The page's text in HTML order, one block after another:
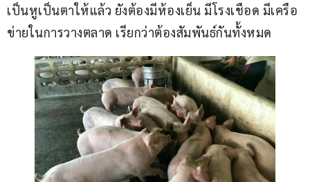
เป็นหูเป็นตาให้แล้ว ยังต้องมีห้องเย็น มีโรงเชือด มีเครือ
ข่ายในการวางตลาด เรียกว่าต้องสัมพันธ์กันทั้งหมด